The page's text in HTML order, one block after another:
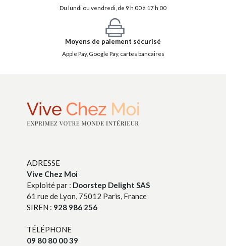
Du lundi ou vendredi, de 9 h 00 à 17 h 00
Moyens de paiement sécurisé
Apple Pay, Google Pay, cartes bancaires
ADRESSE
Vive Chez Moi
Exploité par : Doorstep Delight SAS
61 rue de Lyon, 75012 Paris, France
SIREN : 928 986 256
TÉLÉPHONE
09 80 80 00 39